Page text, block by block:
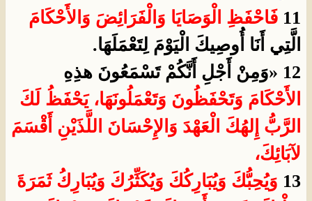
11 فَاحْفَظِ الْوَصَايَا وَالْفَرَائِضَ وَالأَحْكَامَ
الَّتِي أَنَا أُوصِيكَ الْيَوْمَ لِتَعْمَلَهَا.
12 «وَمِنْ أَجْلِ أَنَّكُمْ تَسْمَعُونَ هذِهِ
الأَحْكَامَ وَتَحْفَظُونَ وَتَعْمَلُونَهَا، يَحْفَظُ لَكَ
الرَّبُّ إِلهُكَ الْعَهْدَ وَالإِحْسَانَ اللَّذَيْنِ أَقْسَمَ
لآبَائِكَ،
13 وَيُحِبُّكَ وَيُبَارِكُكَ وَيُكَثِّرُكَ وَيُبَارِكُ ثَمَرَةَ